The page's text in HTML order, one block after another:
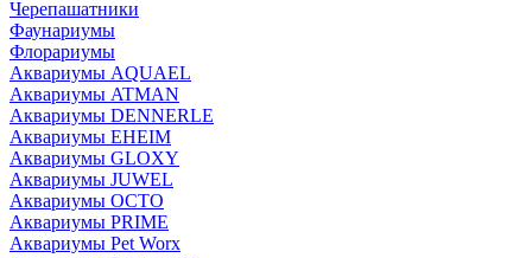
Черепашатники
Фаунариумы
Флорариумы
Аквариумы AQUAEL
Аквариумы ATMAN
Аквариумы DENNERLE
Аквариумы EHEIM
Аквариумы GLOXY
Аквариумы JUWEL
Аквариумы OCTO
Аквариумы PRIME
Аквариумы Pet Worx